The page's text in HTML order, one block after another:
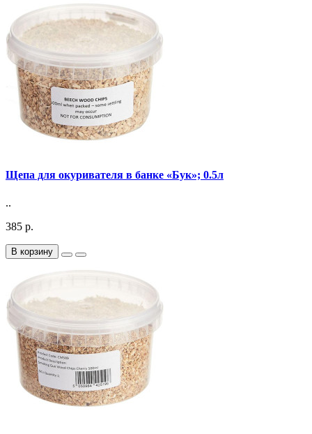
Щепа для окуривателя в банке «Бук»; 0.5л
..
385 р.
В корзину